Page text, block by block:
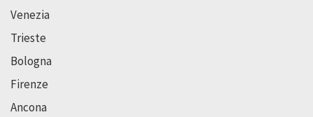
Venezia
Trieste
Bologna
Firenze
Ancona